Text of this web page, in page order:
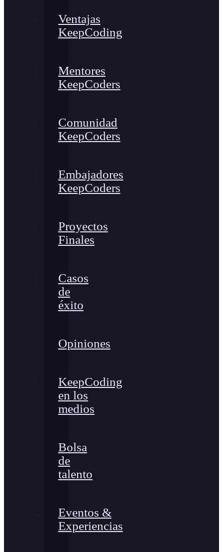
Ventajas
KeepCoding
Mentores
KeepCoders
Comunidad
KeepCoders
Embajadores
KeepCoders
Proyectos
Finales
Casos
de
éxito
Opiniones
KeepCoding
en los
medios
Bolsa
de
talento
Eventos &
Experiencias